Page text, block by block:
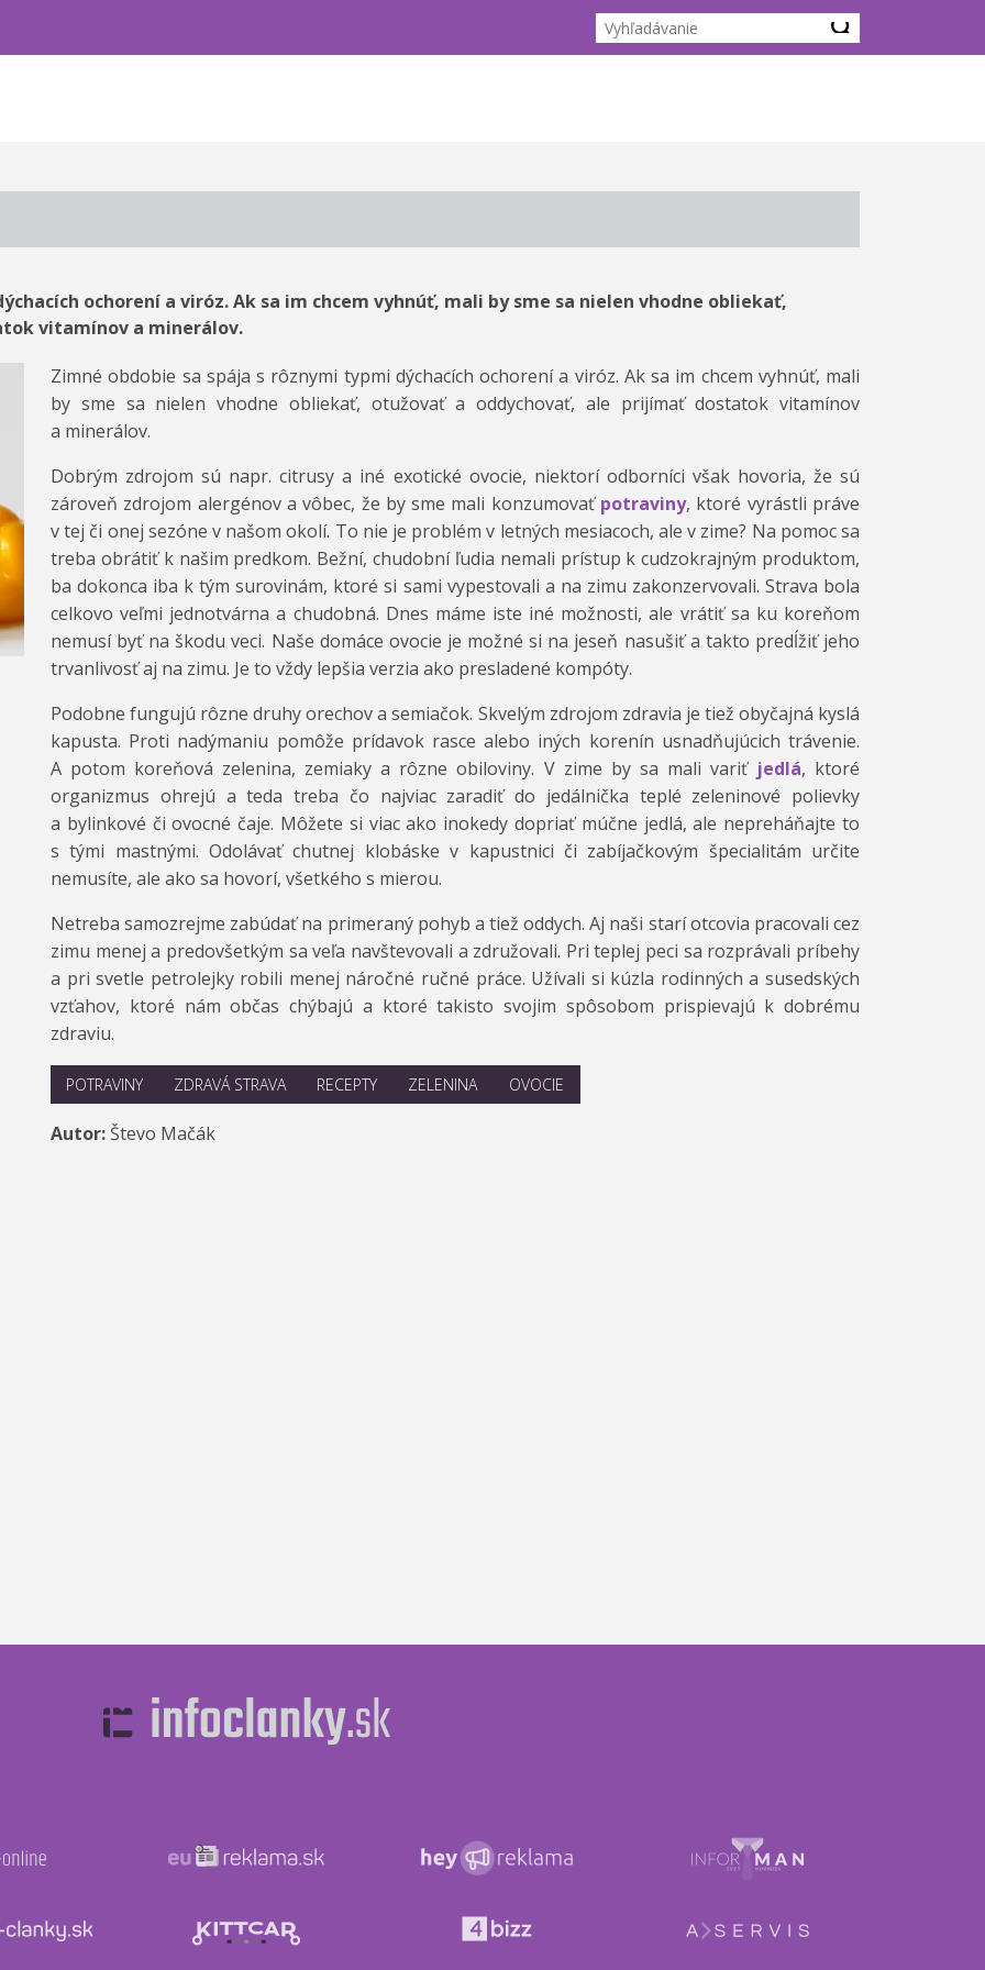
ochorení a viróz. Ak sa im chcem vyhnúť, mali by sme sa nielen vhodne obliekať,
vitamínov a minerálov.
Zimné obdobie sa spája s rôznymi typmi dýchacích ochorení a viróz. Ak sa im chcem vyhnúť, mali
by sme sa nielen vhodne obliekať, otužovať a oddychovať, ale prijímať dostatok vitamínov
a minerálov.
Dobrým zdrojom sú napr. citrusy a iné exotické ovocie, niektorí odborníci však hovoria, že sú
zároveň zdrojom alergénov a vôbec, že by sme mali konzumovaťpotraviny, ktoré vyrástli práve
v tej či onej sezóne v našom okolí. To nie je problém v letných mesiacoch, ale v zime? Na pomoc sa
treba obrátiť k našim predkom. Bežní, chudobní ľudia nemali prístup k cudzokrajným produktom,
ba dokonca iba k tým surovinám, ktoré si sami vypestovali a na zimu zakonzervovali. Strava bola
celkovo veľmi jednotvárna a chudobná. Dnes máme iste iné možnosti, ale vrátiť sa ku koreňom
nemusí byť na škodu veci. Naše domáce ovocie je možné si na jeseň nasušiť a takto predĺžiť jeho
trvanlivosť aj na zimu. Je to vždy lepšia verzia ako presladené kompóty.
Podobne fungujú rôzne druhy orechov a semiačok. Skvelým zdrojom zdravia je tiež obyčajná kyslá
kapusta. Proti nadýmaniu pomôže prídavok rasce alebo iných korenín usnadňujúcich trávenie.
A potom koreňová zelenina, zemiaky a rôzne obiloviny. V zime by sa mali variť jedlá, ktoré
organizmus ohrejú a teda treba čo najviac zaradiť do jedálnička teplé zeleninové polievky
a bylinkové či ovocné čaje. Môžete si viac ako inokedy dopriať múčne jedlá, ale nepreháňajte to
s tými mastnými. Odolávať chutnej klobáske v kapustnici či zabíjačkovým špecialitám určite
nemusíte, ale ako sa hovorí, všetkého s mierou.
Netreba samozrejme zabúdať na primeraný pohyb a tiež oddych. Aj naši starí otcovia pracovali cez
zimu menej a predovšetkým sa veľa navštevovali a združovali. Pri teplej peci sa rozprávali príbehy
a pri svetle petrolejky robili menej náročné ručné práce. Užívali si kúzla rodinných a susedských
vzťahov, ktoré nám občas chýbajú a ktoré takisto svojim spôsobom prispievajú k dobrému
zdraviu.
POTRAVINY ZDRAVÁ STRAVA RECEPTY ZELENINA OVOCIE
Autor: Števo Mačák